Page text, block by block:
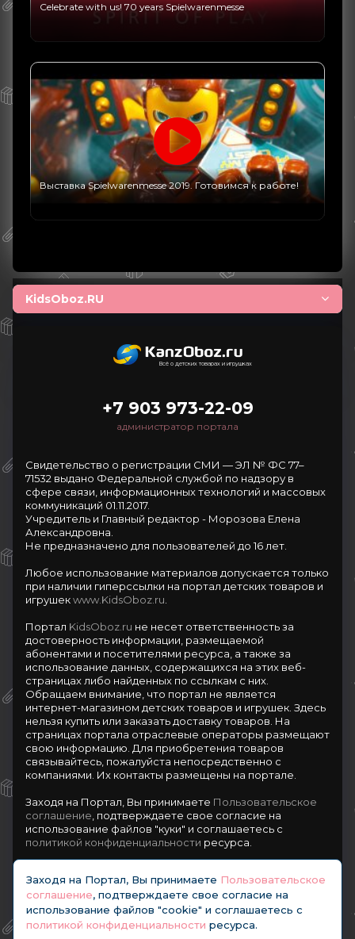
Celebrate with us! 70 years Spielwarenmesse
Выставка Spielwarenmesse 2019. Готовимся к работе!
KidsOboz.RU
Всё о детских товарах и игрушках
+7 903 973-22-09
администратор портала
Свидетельство о регистрации СМИ — ЭЛ № ФС 77–
71532 выдано Федеральной службой по надзору в
сфере связи, информационных технологий и массовых
коммуникаций 01.11.2017.
Учредитель и Главный редактор - Морозова Елена
Александровна.
Не предназначено для пользователей до 16 лет.
Любое использование материалов допускается только
при наличии гиперссылки на портал детских товаров и
игрушекwww.KidsOboz.ru
Портал KidsOboz.ru не несет ответственность за
достоверность информации, размещаемой
абонентами и посетителями ресурса, а также за
использование данных, содержащихся на этих веб-
страницах либо найденных по ссылкам с них.
Обращаем внимание, что портал не является
интернет-магазином детских товаров и игрушек. Здесь
нельзя купить или заказать доставку товаров. На
страницах портала отраслевые операторы размещают
свою информацию. Для приобретения товаров
связывайтесь, пожалуйста непосредственно с
компаниями. Их контакты размещены на портале.
Заходя на Портал, Вы принимаете Пользовательское
соглашение , подтверждаете свое согласие на
использование файлов "куки" и соглашаетесь с
политикой конфиденциальности ресурса.
Заходя на Портал, Вы принимаете Пользовательское
соглашение, подтверждаете свое согласие на
использование файлов "cookie" и соглашаетесь с
политикой конфиденциальности ресурса.